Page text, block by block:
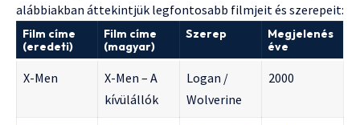
alábbiakban áttekintjük legfontosabb filmjeit és szerepeit:
Film címe
(eredeti)
Film címe
(magyar)
Szerep
Megjelenés
éve
X-Men
X-Men – A
kívülállók
Logan /
Wolverine
2000